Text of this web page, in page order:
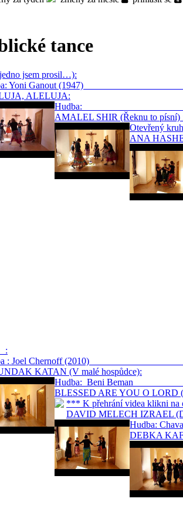
tance
jsem prosil…):
Yoni Ganout (1947)
ALELUJA:
Hudba:
AMALEL SHIR (Řeknu to písní)
Otevřený
ANA
: Joel Chernoff (2010)
KATAN (V malé hospůdce):
Hudba: Beni
BLESSED ARE YOU O LORD
*** K přehrání videa
DAVID MELECH IZRAEL
DEBKA